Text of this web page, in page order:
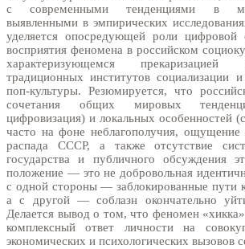
с современными тенденциями в
выявленными в эмпирических
уделяется опосредующей роли
восприятия феномена в российском
характеризующемся
традиционных институтов социализации
поп-культуры. Резюмируется, что
сочетания общих мировых
цифровизация) и локальных особенностей
часто на фоне неблагополучия, ощущение
распада СССР, а также отсутствие
государства и публичного обсуждения
положение — это не добровольная
с одной стороны — заблокированные пути
а с другой — соблазн окончательно
Делается вывод о том, что феномен
комплексный ответ личности на
экономических и психологических вызовов